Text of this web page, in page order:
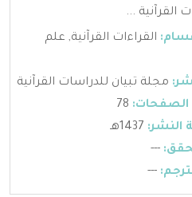
القرآنية ...
القراءات القرآنية, علم
مجلة تبيان للدراسات القرآنية
النشر:
---
---